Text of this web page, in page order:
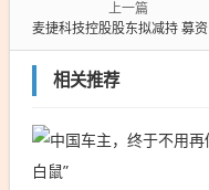
上一篇
麦捷科技控股股东拟减持 募资13.4亿元
相关推荐